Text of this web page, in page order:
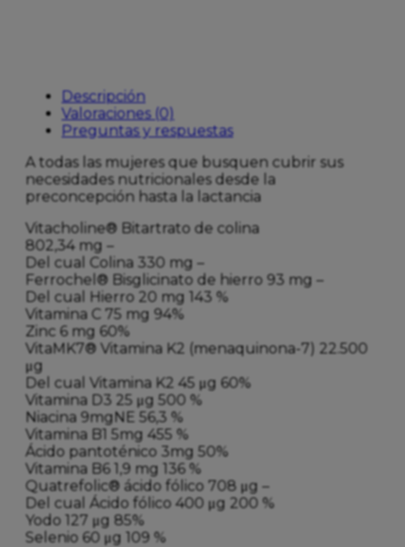
Descripción
Valoraciones (0)
Preguntas y respuestas
A todas las mujeres que busquen cubrir sus
necesidades nutricionales desde la
preconcepción hasta la lactancia
Vitacholine® Bitartrato de colina
802,34 mg –
Del cual Colina 330 mg –
Ferrochel® Bisglicinato de hierro 93 mg –
Del cual Hierro 20 mg 143 %
Vitamina C 75 mg 94%
Zinc 6 mg 60%
VitaMK7® Vitamina K2 (menaquinona-7) 22.500
μg
Del cual Vitamina K2 45 μg 60%
Vitamina D3 25 μg 500 %
Niacina 9mgNE 56,3 %
Vitamina B1 5mg 455 %
Ácido pantoténico 3mg 50%
Vitamina B6 1,9 mg 136 %
Quatrefolic® ácido fólico 708 μg –
Del cual Ácido fólico 400 μg 200 %
Yodo 127 μg 85%
Selenio 60 μg 109 %